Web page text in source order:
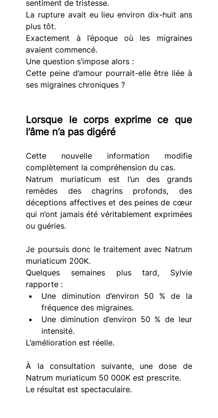
sentiment de tristesse.
La rupture avait eu lieu environ dix-huit ans
plus tôt.
Exactement à l’époque où les migraines
avaient commencé.
Une question s’impose alors :
Cette peine d’amour pourrait-elle être liée à
ses migraines chroniques ?
Lorsque le corps exprime ce que
l’âme n’a pas digéré
Cette nouvelle information modifie
complètement la compréhension du cas.
Natrum muriaticum est l’un des grands
remèdes des chagrins profonds, des
déceptions affectives et des peines de cœur
qui n’ont jamais été véritablement exprimées
ou guéries.
Je poursuis donc le traitement avec Natrum
muriaticum 200K.
Quelques semaines plus tard, Sylvie
rapporte :
Une diminution d’environ 50 % de la
fréquence des migraines.
Une diminution d’environ 50 % de leur
intensité.
L’amélioration est réelle.
À la consultation suivante, une dose de
Natrum muriaticum 50 000K est prescrite.
Le résultat est spectaculaire.